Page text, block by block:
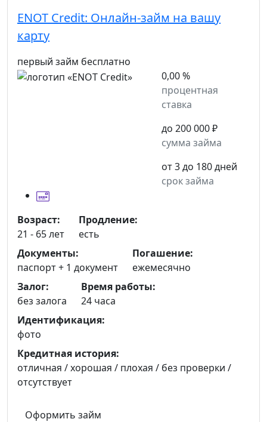
ENOT Credit: Онлайн-займ на вашу
карту
первый займ бесплатно
0,00 %
процентная
ставка
до 200 000 ₽
сумма займа
от 3 до 180 дней
срок займа
Оформить займ
Возраст:
21 - 65 лет
Продление:
есть
Документы:
паспорт + 1 документ
Погашение:
ежемесячно
Залог:
без залога
Время работы:
24 часа
Идентификация:
фото
Кредитная история:
отличная / хорошая / плохая / без проверки /
отсутствует